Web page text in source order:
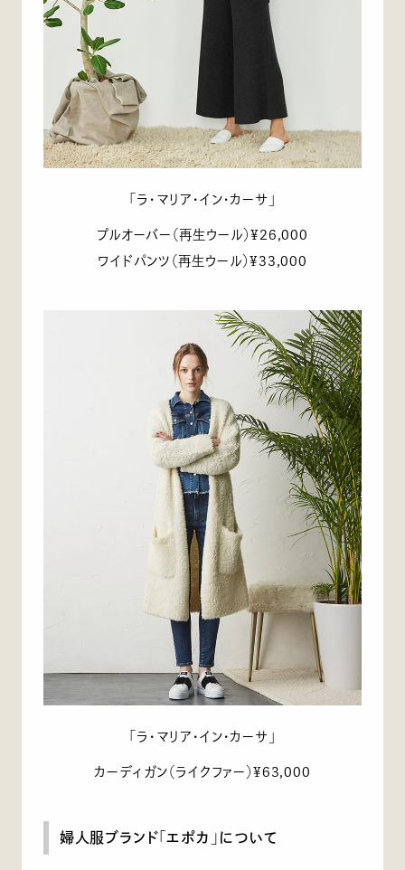
「ラ・マリア・イン・カーサ」
プルオーバー（再生ウール）¥26,000
ワイドパンツ（再生ウール）¥33,000
「ラ・マリア・イン・カーサ」
カーディガン（ライクファー）¥63,000
婦人服ブランド「エポカ」について